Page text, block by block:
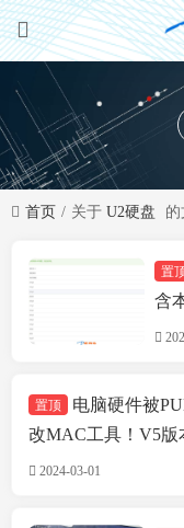
首页 关于 U2硬盘
技
置
含
置顶
电脑硬件被
改MAC工具！V5版
机,支持INTEL&瑞立
2024-03-01